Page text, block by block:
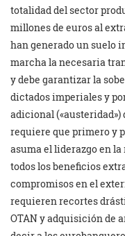
totalidad del sector
millones de euros al
han generado un suelo
marcha la necesaria
y debe garantizar la
dictados imperiales y
adicional
requiere que primero y
asuma el liderazgo en
todos los beneficios
compromisos en el
requieren recortes
OTAN y adquisición de